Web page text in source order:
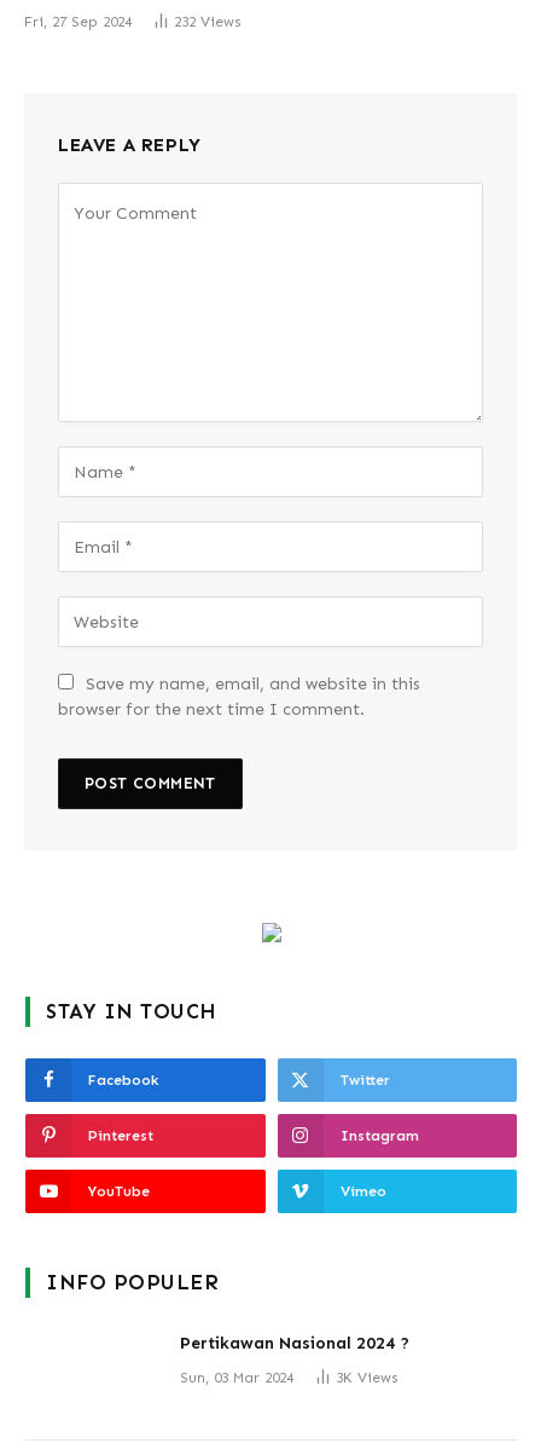
Fri, 27 Sep 2024 232 Views
LEAVE A REPLY
Save my name, email, and website in this
browser for the next time I comment.
STAY IN TOUCH
Facebook Twitter
Pinterest Instagram
YouTube Vimeo
INFO POPULER
Pertikawan Nasional 2024 ?
Sun, 03 Mar 2024 3K Views